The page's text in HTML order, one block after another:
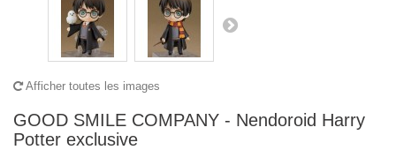
Afficher toutes les images
GOOD SMILE COMPANY - Nendoroid Harry
Potter exclusive